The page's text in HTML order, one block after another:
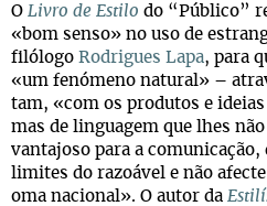
O Livro de Estilo do “Público”
«bom senso» no uso de
filó­logo Rodri­gues Lapa, para
«um fenó­meno natu­ral» –
tam, «com os pro­du­tos e
mas de lin­gua­gem que lhes
van­ta­joso para a comu­ni­ca­ção,
limi­tes do razoá­vel e não
oma naci­o­nal». O autor da